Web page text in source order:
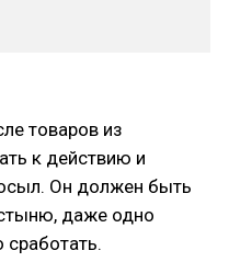
товаров из
к действию и
Он должен быть
даже одно